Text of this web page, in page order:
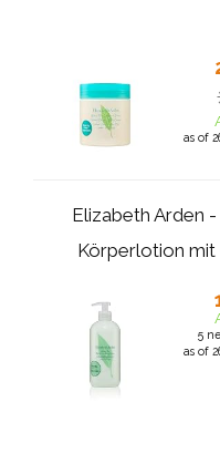
as of
Elizabeth Arden
Körperlotion mit
5
as of